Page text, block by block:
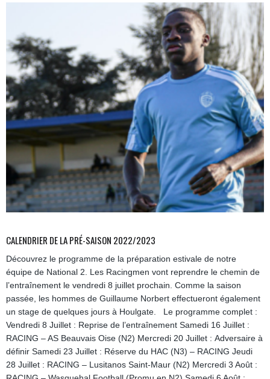
CALENDRIER DE LA PRÉ-SAISON 2022/2023
Découvrez le programme de la préparation estivale de notre
équipe de National 2. Les Racingmen vont reprendre le chemin de
l’entraînement le vendredi 8 juillet prochain. Comme la saison
passée, les hommes de Guillaume Norbert effectueront également
un stage de quelques jours à Houlgate. Le programme complet :
Vendredi 8 Juillet : Reprise de l’entraînement Samedi 16 Juillet :
RACING – AS Beauvais Oise (N2) Mercredi 20 Juillet : Adversaire à
définir Samedi 23 Juillet : Réserve du HAC (N3) – RACING Jeudi
28 Juillet : RACING – Lusitanos Saint-Maur (N2) Mercredi 3 Août :